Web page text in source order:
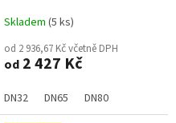
DN40 DN50 DN15LF
Skladem (5 ks)
od 2 936,67 Kč včetně DPH
od 2 427 Kč
DN32 DN65 DN80